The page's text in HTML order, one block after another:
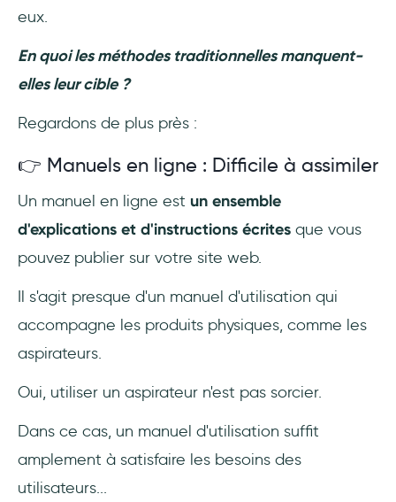
eux.
En quoi les méthodes traditionnelles manquent-
elles leur cible ?
Regardons de plus près :
👉 Manuels en ligne : Difficile à assimiler
Un manuel en ligne est un ensemble
d'explications et d'instructions écrites que vous
pouvez publier sur votre site web.
Il s'agit presque d'un manuel d'utilisation qui
accompagne les produits physiques, comme les
aspirateurs.
Oui, utiliser un aspirateur n'est pas sorcier.
Dans ce cas, un manuel d'utilisation suffit
amplement à satisfaire les besoins des
utilisateurs...